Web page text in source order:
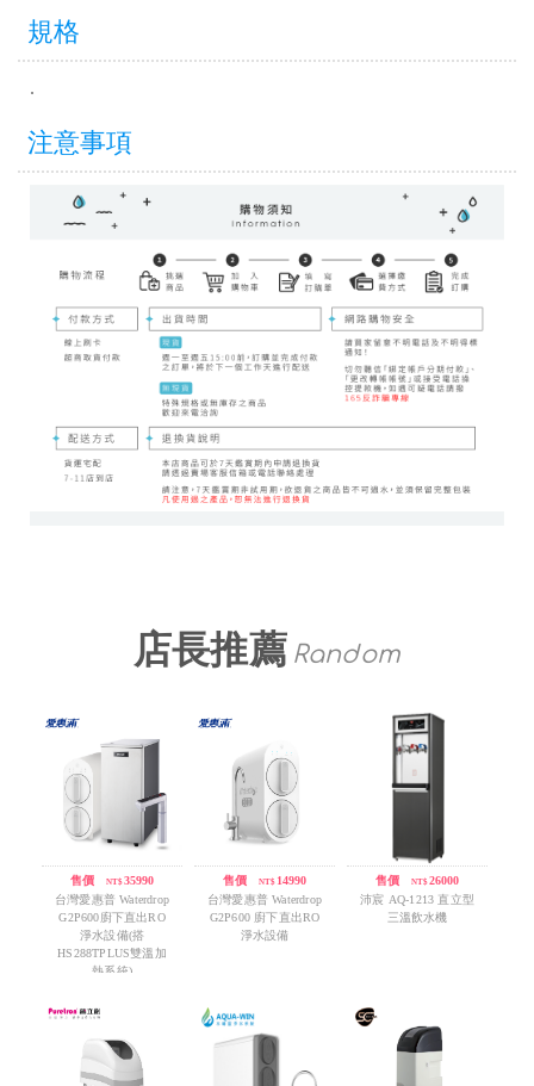
規格
.
注意事項
店長推薦 Random
售價 /NT$35990
台灣愛惠普 Waterdrop
G2P600廚下直出RO
淨水設備(搭
HS288TPLUS雙溫加
熱系統)
售價 /NT$ 14990
台灣愛惠普 Waterdrop
G2P600 廚下直出RO
淨水設備
售價 /NT$26000
沛宸 AQ-1213 直立型
三溫飲水機